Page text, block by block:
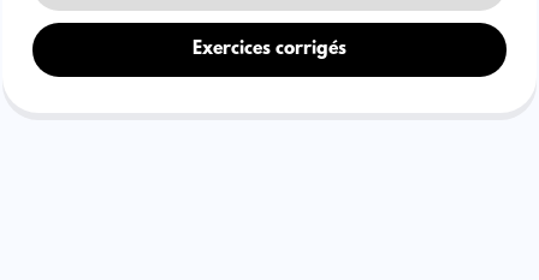
Exercices corrigés